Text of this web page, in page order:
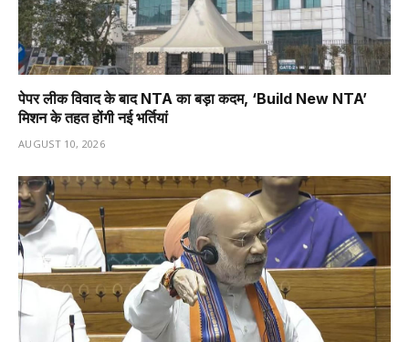
पेपर लीक विवाद के बाद NTA का बड़ा कदम, ‘Build New NTA’
मिशन के तहत होंगी नई भर्तियां
AUGUST 10, 2026